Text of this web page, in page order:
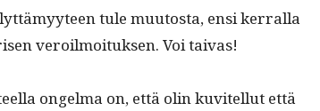
tule muu­tos­ta, ensi ker­ral­la
veroil­moituk­sen. Voi taivas!
ongel­ma on, että olin kuvitel­lut että